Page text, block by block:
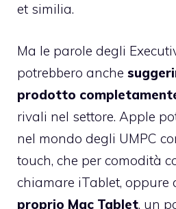
et similia.
Ma le parole degli
potrebbero anche
prodotto
rivali nel settore. Apple
nel mondo degli UMPC
touch, che per comodità
chiamare iTablet, oppure
proprio Mac Tablet, un